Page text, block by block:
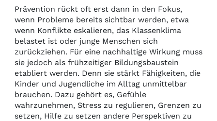
Prävention rückt oft erst dann in den Fokus,
wenn Probleme bereits sichtbar werden, etwa
wenn Konflikte eskalieren, das Klassenklima
belastet ist oder junge Menschen sich
zurückziehen. Für eine nachhaltige Wirkung muss
sie jedoch als frühzeitiger Bildungsbaustein
etabliert werden. Denn sie stärkt Fähigkeiten, die
Kinder und Jugendliche im Alltag unmittelbar
brauchen. Dazu gehört es, Gefühle
wahrzunehmen, Stress zu regulieren, Grenzen zu
setzen, Hilfe zu setzen andere Perspektiven zu